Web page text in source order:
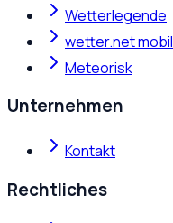
Wetterlegende
wetter.net mobil
Meteorisk
Unternehmen
Kontakt
Rechtliches